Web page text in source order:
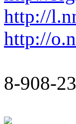
http://
http://
8-908-